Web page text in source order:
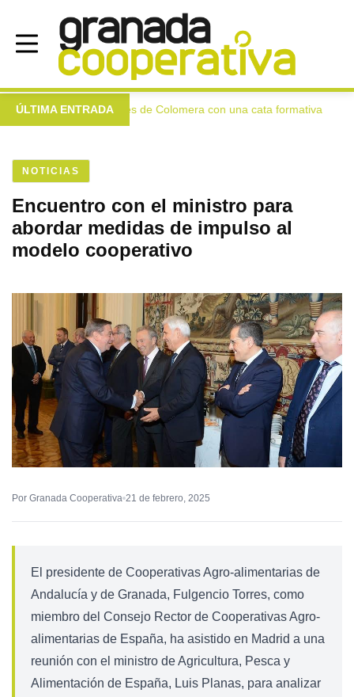
ÚLTIMA ENTRADA
extra a las mujeres de Colomera con una cata formativa
NOTICIAS
Encuentro con el ministro para
abordar medidas de impulso al
modelo cooperativo
Por Granada Cooperativa 21 de febrero, 2025
El presidente de Cooperativas Agro-alimentarias de
Andalucía y de Granada, Fulgencio Torres, como
miembro del Consejo Rector de Cooperativas Agro-
alimentarias de España, ha asistido en Madrid a una
reunión con el ministro de Agricultura, Pesca y
Alimentación de España, Luis Planas, para analizar